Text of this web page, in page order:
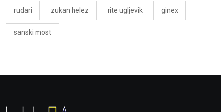
rudari zukan helez rite ugljevik ginex
sanski most